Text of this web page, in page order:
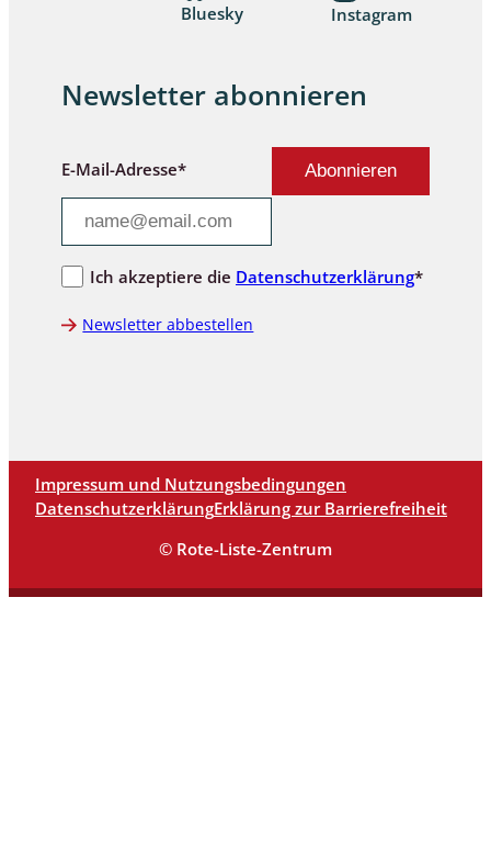
Bluesky Instagram
Newsletter abonnieren
E-Mail-Adresse*
Ich akzeptiere die Datenschutzerklärung*
Newsletter abbestellen
Impressum und Nutzungsbedingungen
DatenschutzerklärungErklärung zur Barrierefreiheit
© Rote-Liste-Zentrum